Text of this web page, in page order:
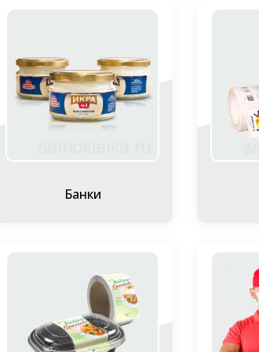
позволяет
нанесение на этикетки переменных данных
напечатанные наклейки получаются
постоянно совершенствуется в плане
изготовление продукции по самым сложным
Особенности технологии
оборудования:
Сухой тонер
В лазерных печатных машинах в основном
помощью вала, покрытого фотоэлектрическим
материал положительным зарядом и на
изображения. У частиц тонера заряд
Банки